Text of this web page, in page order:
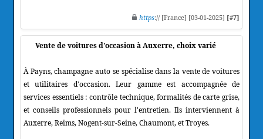
https:// [France] [03-01-2025] [#7]
Vente de voitures d'occasion à Auxerre, choix varié
À Payns, champagne auto se spécialise dans la vente de voitures
et utilitaires d'occasion. Leur gamme est accompagnée de
services essentiels : contrôle technique, formalités de carte grise,
et conseils professionnels pour l'entretien. Ils interviennent à
Auxerre, Reims, Nogent-sur-Seine, Chaumont, et Troyes.